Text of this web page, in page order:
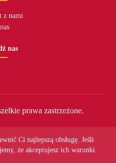
z nami
nas
prawa zastrzeżone.
Ci najlepszą obsługę. Jeśli
że akceptujesz ich warunki.